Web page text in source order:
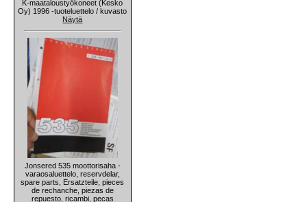
K-maataloustyökoneet (Kesko
Oy) 1996 -tuoteluettelo / kuvasto
Näytä
Jonsered 535 moottorisaha -
varaosaluettelo, reservdelar,
spare parts, Ersatzteile, pieces
de rechanche, piezas de
repuesto, ricambi, pecas